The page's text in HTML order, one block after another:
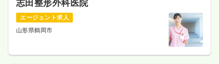
志田整形外科医院
エージェント求人
山形県鶴岡市